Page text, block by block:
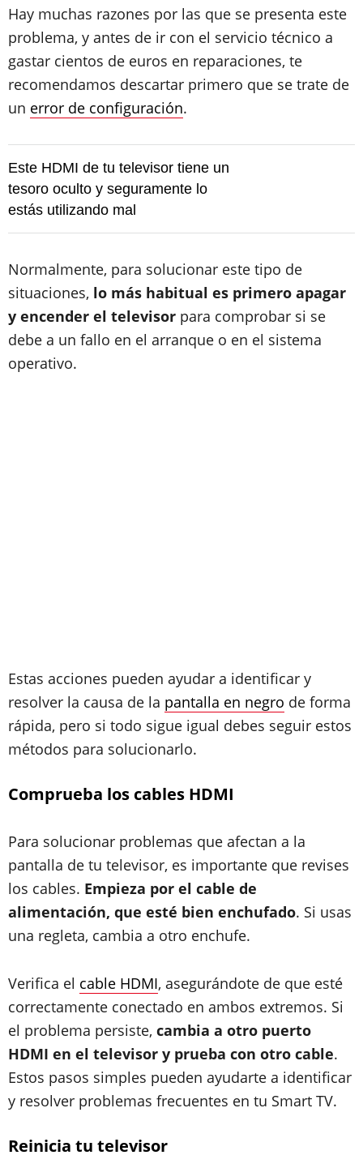
Hay muchas razones por las que se presenta este
problema, y antes de ir con el servicio técnico a
gastar cientos de euros en reparaciones, te
recomendamos descartar primero que se trate de
un error de configuración.
Este HDMI de tu televisor tiene un
tesoro oculto y seguramente lo
estás utilizando mal
Normalmente, para solucionar este tipo de
situaciones, lo más habitual es primero apagar
y encender el televisor para comprobar si se
debe a un fallo en el arranque o en el sistema
operativo.
Estas acciones pueden ayudar a identificar y
resolver la causa de la pantalla en negro de forma
rápida, pero si todo sigue igual debes seguir estos
métodos para solucionarlo.
Comprueba los cables HDMI
Para solucionar problemas que afectan a la
pantalla de tu televisor, es importante que revises
los cables. Empieza por el cable de
alimentación, que esté bien enchufado. Si usas
una regleta, cambia a otro enchufe.
Verifica el cable HDMI, asegurándote de que esté
correctamente conectado en ambos extremos. Si
el problema persiste, cambia a otro puerto
HDMI en el televisor y prueba con otro cable.
Estos pasos simples pueden ayudarte a identificar
y resolver problemas frecuentes en tu Smart TV.
Reinicia tu televisor